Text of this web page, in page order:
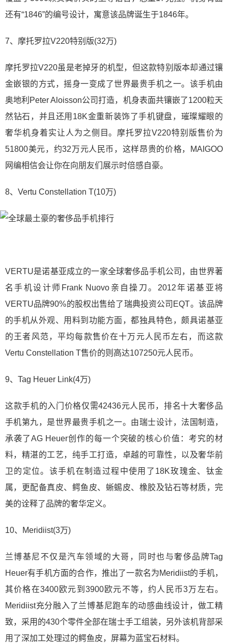
还有“1846”的编号设计，寓意该品牌诞生于1846年。
7、摩托罗拉V220特别版(32万)
摩托罗拉V220虽是老掉牙的机型，但这款特别版本却通过镶
金嵌银的方式，摇身一变成了世界最贵手机之一。该手机由
奥地利Peter Aloisson公司打造，机身表面共镶嵌了1200粒天
然钻石，并且还用18K金重新装饰了手机键盘，璀璨耀眼的
奢华机身着实让人为之侧目。摩托罗拉V220特别版售价为
51800美元，约32万元人民币，这样昂贵的价格，MAIGOO
网编相信会让你在向朋友们展示时倍感自豪。
8、Vertu Constellation T(10万)
VERTU是诺基亚成立的一家全球奢侈品手机公司，由世界著
名手机设计师Frank Nuovo亲自操刀。2012年诺基亚将
VERTU品牌90%的股权出售给了瑞典投资公司EQT。该品牌
的手机从外观、用料到功能方面，都独具特色，颇具诺基亚
的王者风范，平均每款售价在十万元人民币左右，而这款
Vertu Constellation T售价的则高达107250元人民币。
9、Tag Heuer Link(4万)
这款手机的入门价格仅需42436元人民币，排名十大奢侈品
手机第九，是世界最贵手机之一。由瑞士设计，法国制造，
承袭了AG Heuer创作的每一个突破的核心价值：考究的材
料，精湛的工艺，纯手工打造，卓越的可靠性，以及奢华前
卫的定位。该手机在制造过程中使用了18K玫瑰金、钛金
属，更配备真皮、鳄鱼皮、蜥蜴皮、橡胶及钻石等材质，完
美的诠释了品牌的奢华定义。
10、Meridiist(3万)
兰博基尼不仅是汽车领域的大哥，同时也与奢侈品牌Tag
Heuer有手机方面的合作，推出了一款名为Meridiist的手机，
其价格在3400欧元到3900欧元不等，约人民币3万左右。
Meridiist充分融入了兰博基尼跑车的动感曲线设计，做工精
致，采用的430个零件全部在瑞士手工组装，另外该机背部采
用了深加工处理过的鳄鱼皮，屏幕为蓝宝石材料。